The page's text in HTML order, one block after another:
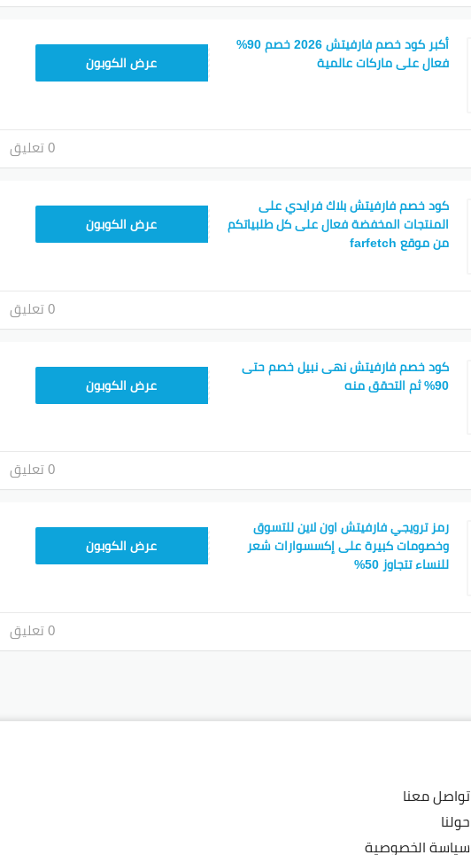
أكبر كود خصم فارفيتش 2026 خصم 90%
فعال على ماركات عالمية
NC10FFعرض الكوبون
0 تعليق
كود خصم فارفيتش بلاك فرايدي على
المنتجات المخفضة فعال على كل طلبياتكم
من موقع farfetch
HONEY125
عرض الكوبون
0 تعليق
كود خصم فارفيتش نهى نبيل خصم حتى
90% ثم التحقق منه
HONEY125
عرض الكوبون
0 تعليق
رمز ترويجي فارفيتش اون لاين للتسوق
وخصومات كبيرة على إكسسوارات شعر
للنساء تتجاوز 50%
NC10FFعرض الكوبون
0 تعليق
تواصل معنا
حولنا
سياسة الخصوصية